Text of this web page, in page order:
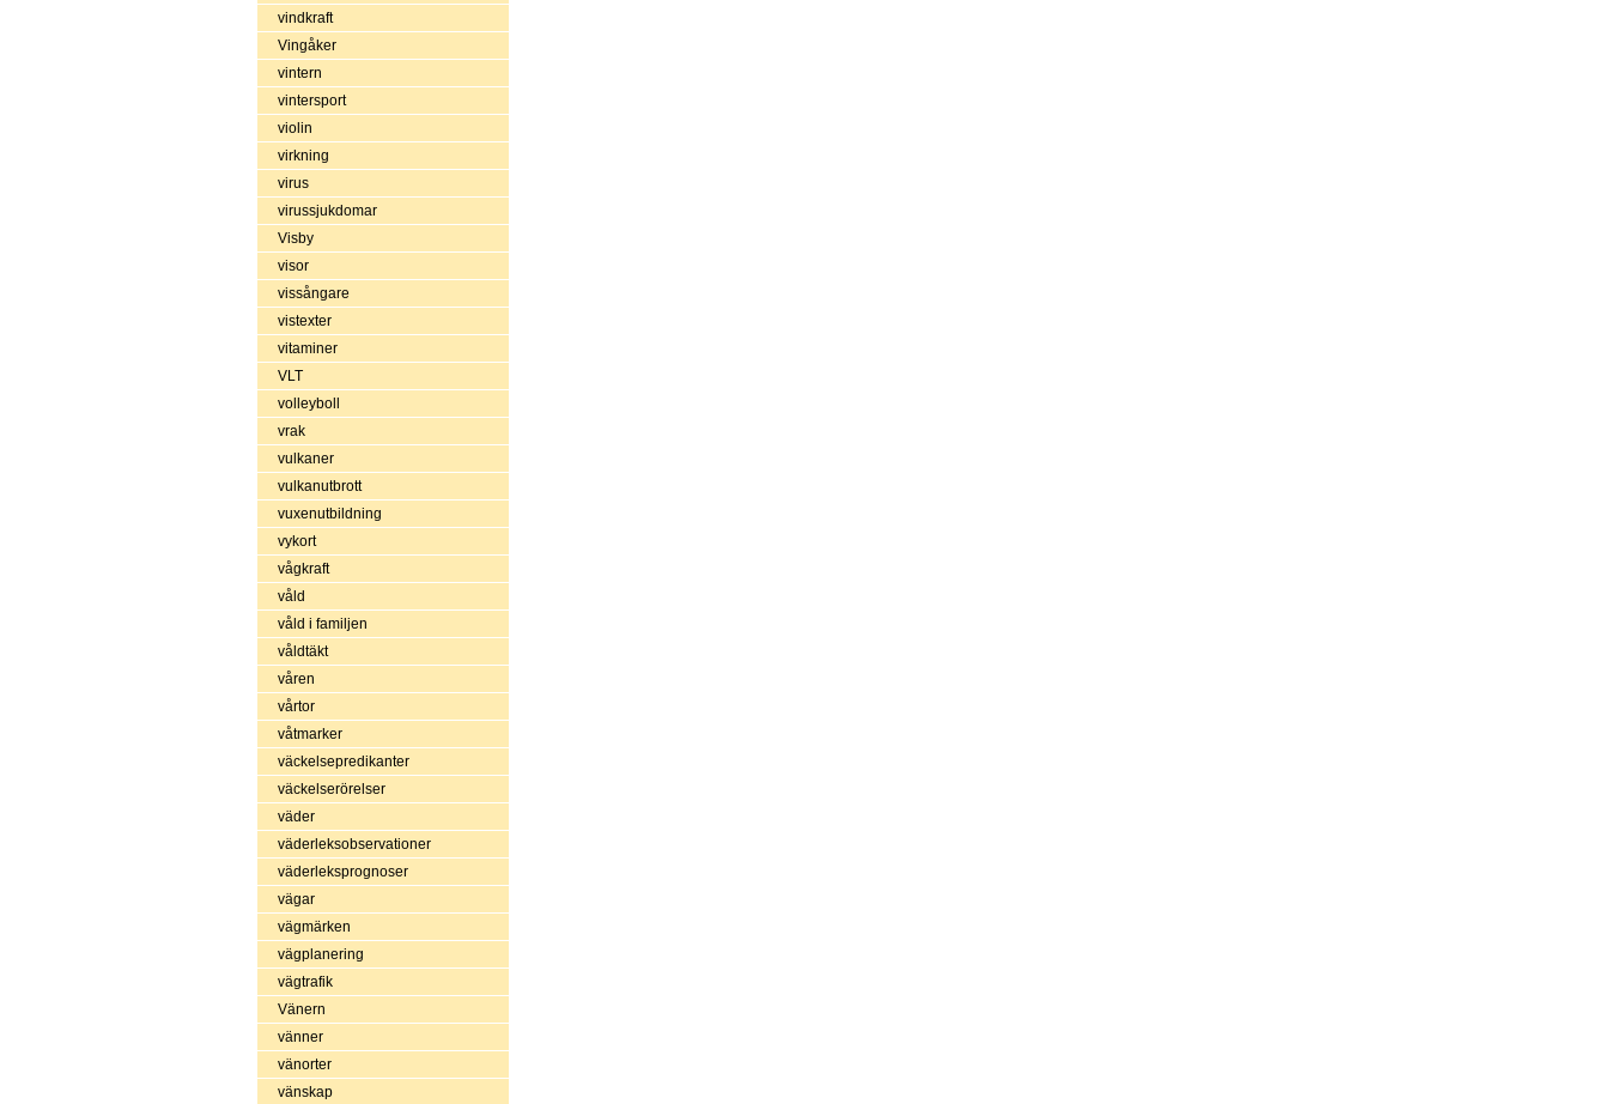
vindkraft
Vingåker
vintern
vintersport
violin
virkning
virus
virussjukdomar
Visby
visor
vissångare
vistexter
vitaminer
VLT
volleyboll
vrak
vulkaner
vulkanutbrott
vuxenutbildning
vykort
vågkraft
våld
våld i familjen
våldtäkt
våren
vårtor
våtmarker
väckelsepredikanter
väckelserörelser
väder
väderleksobservationer
väderleksprognoser
vägar
vägmärken
vägplanering
vägtrafik
Vänern
vänner
vänorter
vänskap